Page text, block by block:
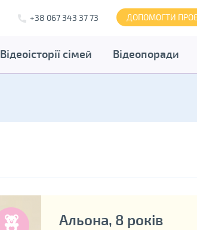
+38 067 343 37 73 ДОПОМОГТИ
Відеоісторії сімей Відеопоради
Альона, 8 років